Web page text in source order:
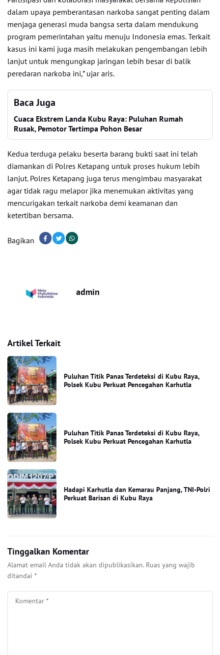
dalam upaya pemberantasan narkoba sangat penting dalam
menjaga generasi muda bangsa serta dalam mendukung
program pemerintahan yaitu menuju Indonesia emas. Terkait
kasus ini kami juga masih melakukan pengembangan lebih
lanjut untuk mengungkap jaringan lebih besar di balik
peredaran narkoba ini,” ujar aris.
Baca Juga
Cuaca Ekstrem Landa Kubu Raya: Puluhan Rumah
Rusak, Pemotor Tertimpa Pohon Besar
Kedua terduga pelaku beserta barang bukti saat ini telah
diamankan di Polres Ketapang untuk proses hukum lebih
lanjut. Polres Ketapang juga terus mengimbau masyarakat
agar tidak ragu melapor jika menemukan aktivitas yang
mencurigakan terkait narkoba demi keamanan dan
ketertiban bersama.
Bagikan
admin
Artikel Terkait
Puluhan Titik Panas Terdeteksi di Kubu Raya,
Polsek Kubu Perkuat Pencegahan Karhutla
Puluhan Titik Panas Terdeteksi di Kubu Raya,
Polsek Kubu Perkuat Pencegahan Karhutla
Hadapi Karhutla dan Kemarau Panjang, TNI-Polri
Perkuat Barisan di Kubu Raya
Tinggalkan Komentar
Alamat email Anda tidak akan dipublikasikan. Ruas yang wajib
ditandai *